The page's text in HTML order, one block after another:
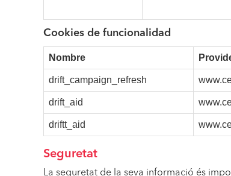
Cookies de funcionalidad
Nombre
drift_campaign_refresh
drift_aid
driftt_aid
Seguretat
La seguretat de la seva informació és